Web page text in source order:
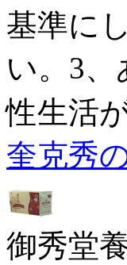
基準に
い。3
性生活
奎克秀
御秀堂